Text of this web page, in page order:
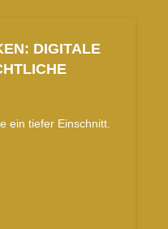
DIGITALE
ein tiefer Einschnitt.